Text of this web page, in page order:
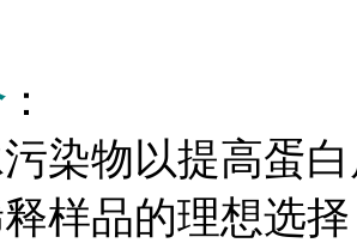
：
染物以提高蛋
样品的理想选择